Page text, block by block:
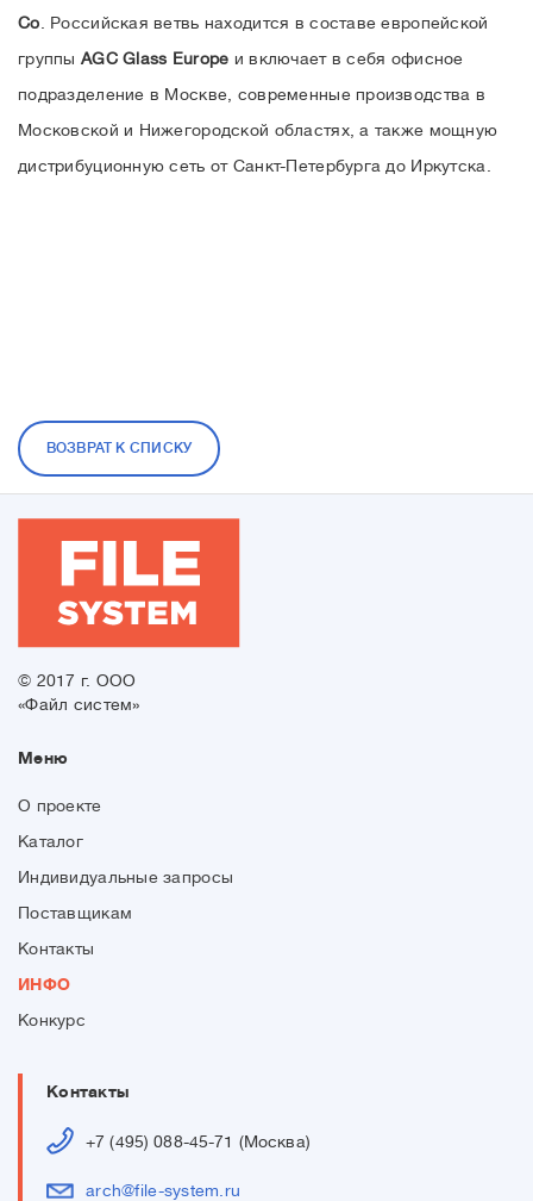
Co . Российская ветвь находится в составе европейской
группы AGC Glass Europe и включает в себя офисное
подразделение в Москве, современные производства в
Московской и Нижегородской областях, а также мощную
дистрибуционную сеть от Санкт-Петербурга до Иркутска.
ВОЗВРАТ К СПИСКУ
© 2017 г. ООО
«Файл систем»
Меню
О проекте
Каталог
Индивидуальные запросы
Поставщикам
Контакты
ИНФО
Конкурс
Контакты
+7 (495) 088-45-71 (Москва)
arch@file-system.ru